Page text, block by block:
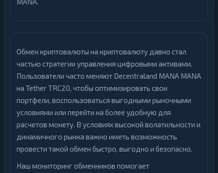
Обмен криптовалюты на криптовалюту давно стал
частью стратегии управления цифровыми активами.
Пользователи часто меняют Decentraland MANA MANA
на Tether TRC20, чтобы оптимизировать свои
портфели, воспользоваться выгодными рыночными
условиями или перейти на более удобную для
расчетов монету. В условиях высокой волатильности и
динамичного рынка важно иметь возможность
провести такой обмен быстро, выгодно и безопасно.
Наш мониторинг обменников помогает